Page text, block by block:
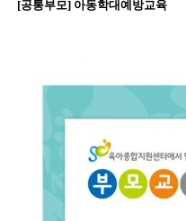
[공통부모] 아동학대예방교육